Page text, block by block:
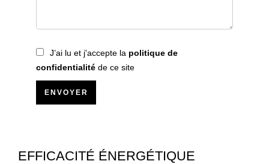
J’ai lu et j'accepte la politique de
confidentialité de ce site
ENVOYER
EFFICACITÉ ÉNERGÉTIQUE